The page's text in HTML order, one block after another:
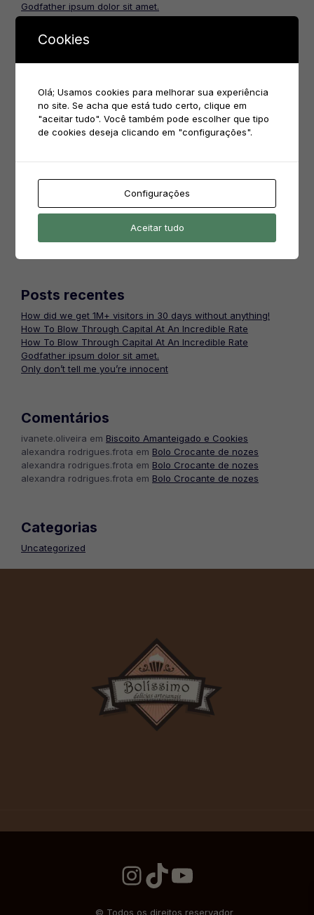
Godfather ipsum dolor sit amet.
Only don’t tell me you’re innocent
ivanete.oliveira em Biscoito Amanteigado e Cookies
alexandra rodrigues.frotaem Bolo Crocante de nozes
Posts recentes
How did we get 1M+ visitors in 30 days without anything!
How To Blow Through Capital At An Incredible Rate
How To Blow Through Capital At An Incredible Rate
Godfather ipsum dolor sit amet.
Only don’t tell me you’re innocent
Comentários
ivanete.oliveira em Biscoito Amanteigado e Cookies
alexandra rodrigues.frota em Bolo Crocante de nozes
alexandra rodrigues.frota em Bolo Crocante de nozes
alexandra rodrigues.frota em Bolo Crocante de nozes
Categorias
Uncategorized
Instagram
TikTok
YouTube
© Todos os direitos reservador
Cookies
Olá; Usamos cookies para melhorar sua experiência
no site. Se acha que está tudo certo, clique em
"aceitar tudo". Você também pode escolher que tipo
de cookies deseja clicando em "configurações".
Configurações
Aceitar tudo